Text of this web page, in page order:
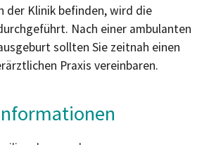
der Klinik befinden, wird die
Nach einer ambulanten
sollten Sie zeitnah einen
Praxis vereinbaren.